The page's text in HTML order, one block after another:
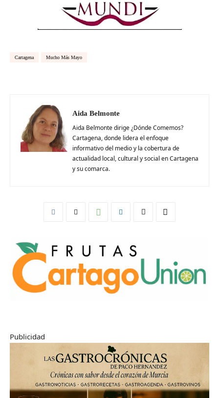
Cartagena Mucho Más Mayo
Aida Belmonte
Aida Belmonte dirige ¿Dónde Comemos?
Cartagena, donde lidera el enfoque
informativo del medio y la cobertura de
actualidad local, cultural y social en Cartagena
y su comarca.
Publicidad